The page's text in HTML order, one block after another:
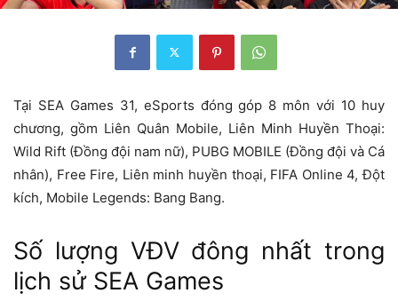
Tại SEA Games 31, eSports đóng góp 8 môn với 10 huy
chương, gồm Liên Quân Mobile, Liên Minh Huyền Thoại:
Wild Rift (Đồng đội nam nữ), PUBG MOBILE (Đồng đội và Cá
nhân), Free Fire, Liên minh huyền thoại, FIFA Online 4, Đột
kích, Mobile Legends: Bang Bang.
Số lượng VĐV đông nhất trong
lịch sử SEA Games